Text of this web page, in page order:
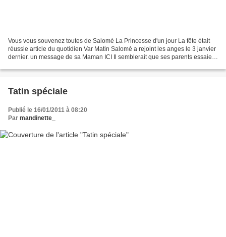
Vous vous souvenez toutes de Salomé La Princesse d'un jour La fête était
réussie article du quotidien Var Matin Salomé a rejoint les anges le 3 janvier
dernier. un message de sa Maman ICI Il semblerait que ses parents essaient
Tatin spéciale
Publié le 16/01/2011 à 08:20
Par mandinette_